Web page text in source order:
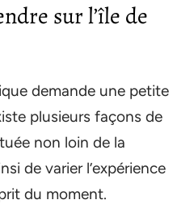
sur l’île de
demande une petite
plusieurs façons de
non loin de la
de varier l’expérience
du moment.